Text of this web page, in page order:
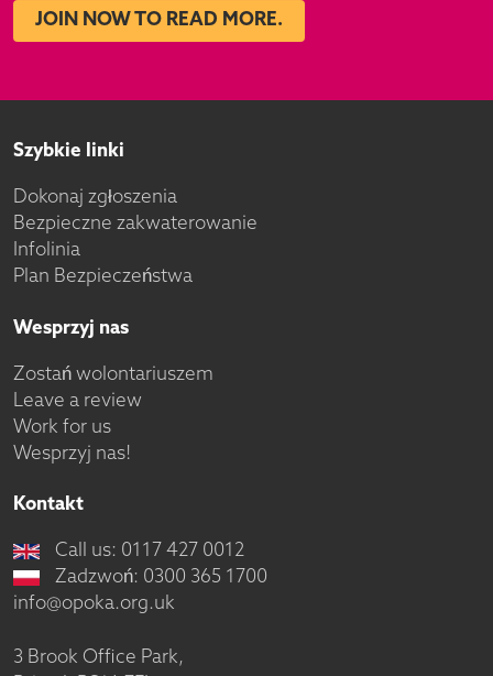
JOIN NOW TO READ MORE.
Szybkie linki
Dokonaj zgłoszenia
Bezpieczne zakwaterowanie
Infolinia
Plan Bezpieczeństwa
Wesprzyj nas
Zostań wolontariuszem
Leave a review
Work for us
Wesprzyj nas!
Kontakt
Call us: 0117 427 0012
Zadzwoń: 0300 365 1700
info@opoka.org.uk
3 Brook Office Park,